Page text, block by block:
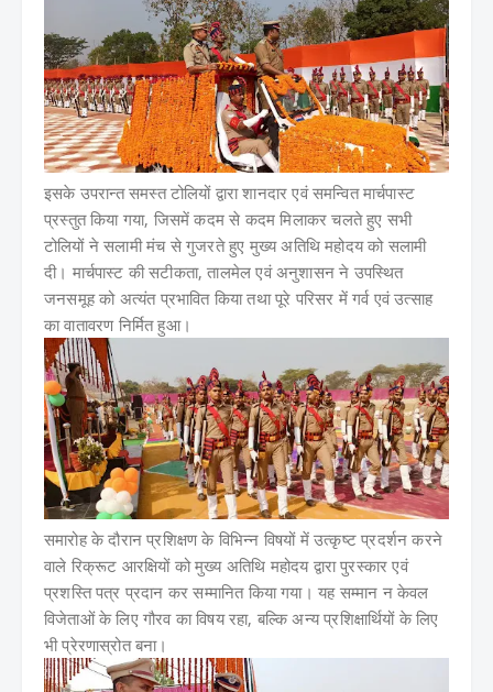
इसके उपरान्त समस्त टोलियों द्वारा शानदार एवं समन्वित मार्चपास्ट
प्रस्तुत किया गया, जिसमें कदम से कदम मिलाकर चलते हुए सभी
टोलियों ने सलामी मंच से गुजरते हुए मुख्य अतिथि महोदय को सलामी
दी। मार्चपास्ट की सटीकता, तालमेल एवं अनुशासन ने उपस्थित
जनसमूह को अत्यंत प्रभावित किया तथा पूरे परिसर में गर्व एवं उत्साह
का वातावरण निर्मित हुआ।
समारोह के दौरान प्रशिक्षण के विभिन्न विषयों में उत्कृष्ट प्रदर्शन करने
वाले रिक्रूट आरक्षियों को मुख्य अतिथि महोदय द्वारा पुरस्कार एवं
प्रशस्ति पत्र प्रदान कर सम्मानित किया गया। यह सम्मान न केवल
विजेताओं के लिए गौरव का विषय रहा, बल्कि अन्य प्रशिक्षार्थियों के लिए
भी प्रेरणास्रोत बना।